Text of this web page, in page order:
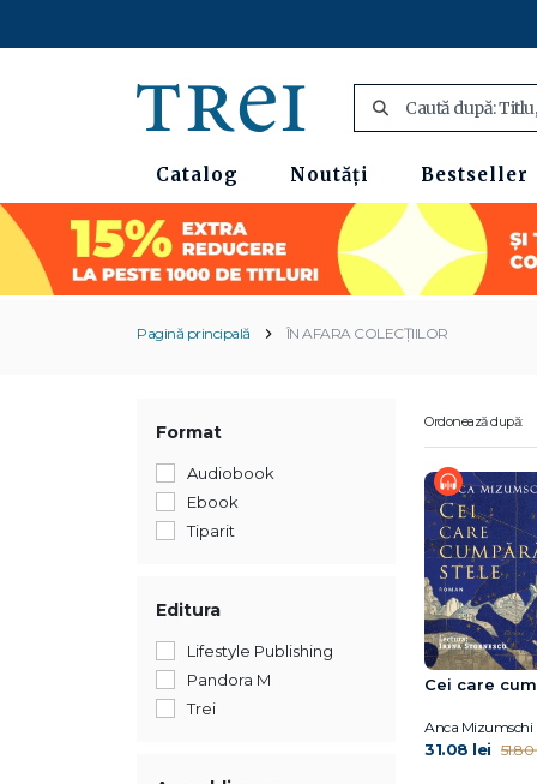
Catalog Noutăți Bestseller
Pagină principală ÎN AFARA COLECȚIILOR
Format
Audiobook
Ebook
Tiparit
Editura
Lifestyle Publishing
Pandora M
Trei
Ordonează după:
Cei care
Anca Mizumschi
31.08 lei 51.80